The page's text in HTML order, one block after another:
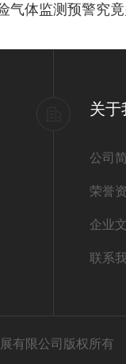
气体监测预警究
关于
公司
荣誉
企业
联系
展有限公司版权所有